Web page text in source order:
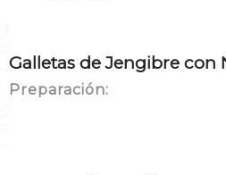
Galletas de Jengibre con
Preparación: